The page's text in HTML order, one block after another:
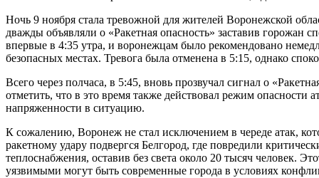
Ночь 9 ноября стала тревожной для жителей Воронежской области. В течение нескольких часов местные власти
дважды объявляли о «Ракетная опасность» заставив горожан
впервые в 4:35 утра, и воронежцам было рекомендовано
безопасных местах. Тревога была отменена в 5:15, однако
Всего через полчаса, в 5:45, вновь прозвучал сигнал о
отметить, что в это время также действовал режим
напряженности в ситуацию.
К сожалению, Воронеж не стал исключением в череде атак,
ракетному удару подвергся Белгород, где повредили
теплоснабжения, оставив без света около 20 тысяч человек.
уязвимыми могут быть современные города в условиях